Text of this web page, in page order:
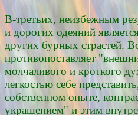
В-третьих, неизбежным
и дорогих одеяний
других бурных страстей.
противопоставляет
молчаливого и кроткого
легкостью себе
собственном опыте,
украшением" и этим